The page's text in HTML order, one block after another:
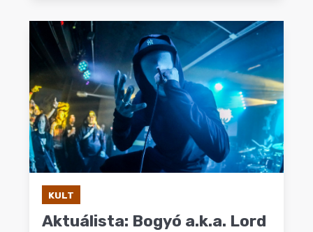
KULT
Aktuálista: Bogyó a.k.a. Lord